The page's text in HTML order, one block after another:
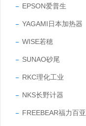
EPSON爱普生
YAGAMI日本加热器
WISE若穂
SUNAO砂尾
RKC理化工业
NKS长野计器
FREEBEAR福力百亚